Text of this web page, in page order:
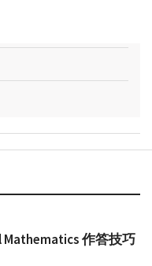
Mathematics 作答技巧